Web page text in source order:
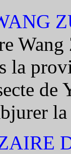
la
de